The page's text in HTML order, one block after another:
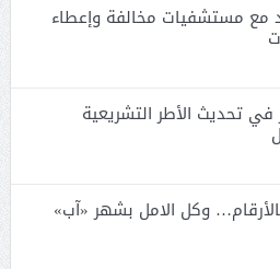
مع مستشفيات مخالفة وإعطاء
في تحديث الأطر التشريعية
وكل الامل بشهر «آب»